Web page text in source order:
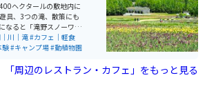
ヘクタールの敷地内に
具、3つの滝、散策にも
なると「滝野スノーワー
プンされ、さまざまな雪
川｜滝#カフェ｜軽食
験#キャンプ場#動植物園
「周辺のレストラン・カフェ」をもっと見る